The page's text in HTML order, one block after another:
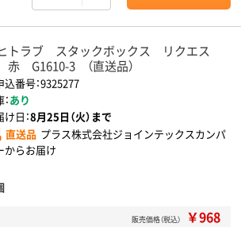
トラブ スタックボックス リクエス
赤 G1610-3 （直送品）
込番号：9325277
あり
日：8月25日（火）まで
直送品 プラス株式会社ジョインテックスカンパ
からお届け
販売価格（税込） ￥968